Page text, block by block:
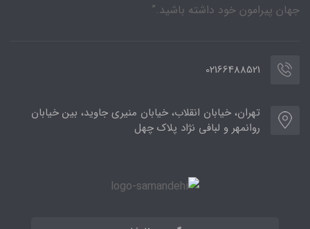
جهان پیرامون خود داشته باشید.”
02166488521
تهران، خیابان انقلاب، خیابان منیری جاوید، بین خیابان
روانمهر و لبافی نژاد پلاک چهل